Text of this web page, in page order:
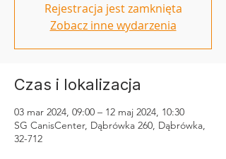
Rejestracja jest zamknięta
Zobacz inne wydarzenia
Czas i lokalizacja
03 mar 2024, 09:00 – 12 maj 2024, 10:30
SG CanisCenter, Dąbrówka 260, Dąbrówka,
32-712